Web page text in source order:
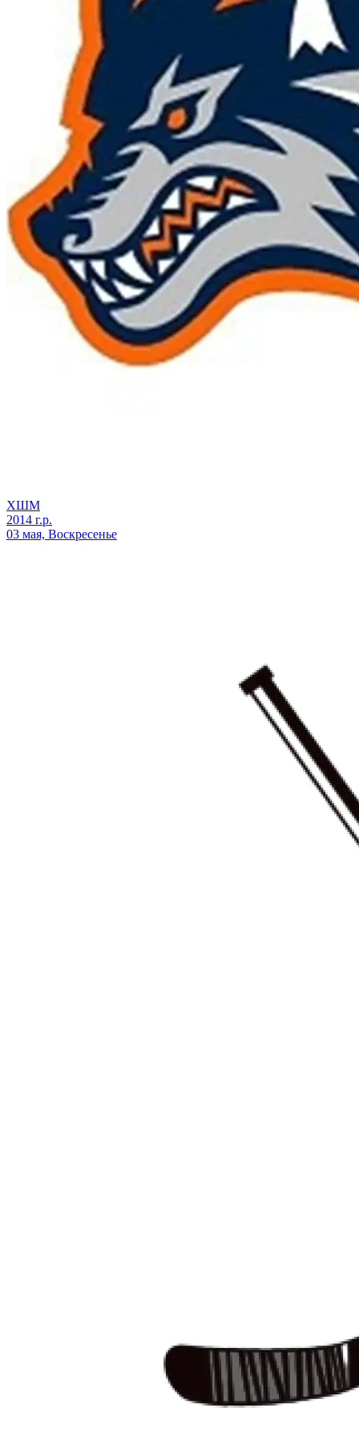
ХШМ
2014 г.р.
03 мая, Воскресенье